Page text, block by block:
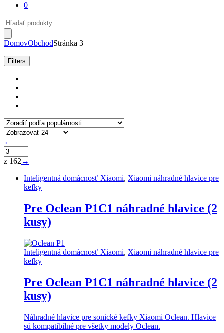
0
Products
search
DomovObchodStránka 3
Zoradené
podľa
popularity
Filters
←
z 162 →
Inteligentná domácnosť Xiaomi, Xiaomi náhradné hlavice pre
kefky
Pre Oclean P1C1 náhradné hlavice (2
kusy)
Inteligentná domácnosť Xiaomi, Xiaomi náhradné hlavice pre
kefky
Pre Oclean P1C1 náhradné hlavice (2
kusy)
Náhradné hlavice pre sonické kefky Xiaomi Oclean. Hlavice
sú kompatibilné pre všetky modely Oclean.